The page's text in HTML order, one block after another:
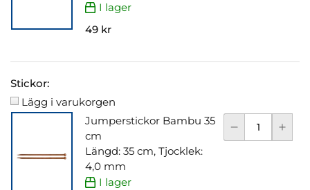
I lager
49 kr
Stickor:
Lägg i varukorgen
Jumperstickor Bambu 35
cm
Längd: 35 cm, Tjocklek:
4,0 mm
I lager